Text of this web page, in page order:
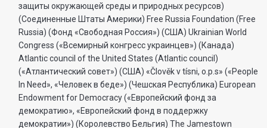
защиты окружающей среды и природных ресурсов)
(Соединенные Штаты Америки) Free Russia Foundation (Free
Russia) (Фонд «Свободная Россия») (США) Ukrainian World
Congress («Всемирный конгресс украинцев») (Канада)
Atlantic council of the United States (Atlantic council)
(«Атлантический совет») (США) «Člověk v tísni, o.p.s» («People
In Need», «Человек в беде») (Чешская Республика) European
Endowment for Democracy («Европейский фонд за
демократию», «Европейский фонд в поддержку
демократии») (Королевство Бельгия) The Jamestown